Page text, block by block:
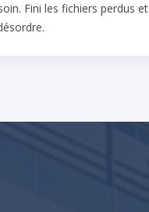
Fini les fichiers perdus et